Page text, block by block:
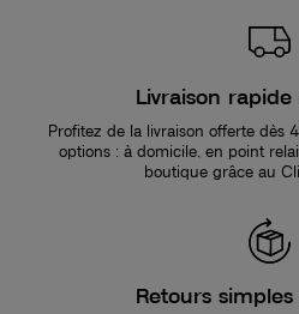
Livraison
Profitez de la livraison offerte dès
options : à domicile, en point
boutique grâce au
Retours